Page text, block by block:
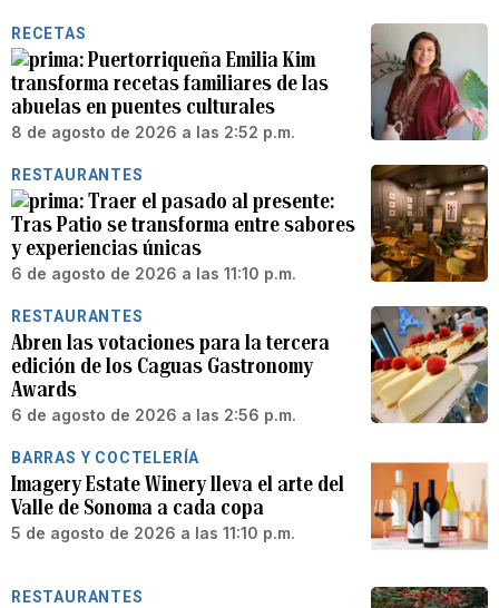
RECETAS
Puertorriqueña Emilia Kim
transforma recetas familiares de las
abuelas en puentes culturales
8 de agosto de 2026 a las 2:52 p.m.
RESTAURANTES
Traer el pasado al presente:
Tras Patio se transforma entre sabores
y experiencias únicas
6 de agosto de 2026 a las 11:10 p.m.
RESTAURANTES
Abren las votaciones para la tercera
edición de los Caguas Gastronomy
Awards
6 de agosto de 2026 a las 2:56 p.m.
BARRAS Y COCTELERÍA
Imagery Estate Winery lleva el arte del
Valle de Sonoma a cada copa
5 de agosto de 2026 a las 11:10 p.m.
RESTAURANTES